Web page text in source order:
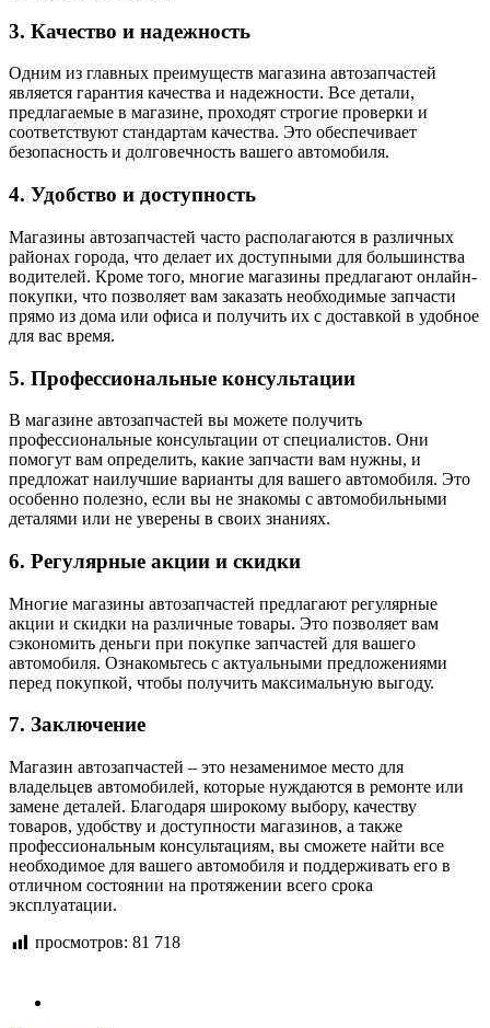
3. Качество и надежность
Одним из главных преимуществ магазина автозапчастей
является гарантия качества и надежности. Все детали,
предлагаемые в магазине, проходят строгие проверки и
соответствуют стандартам качества. Это обеспечивает
безопасность и долговечность вашего автомобиля.
4. Удобство и доступность
Магазины автозапчастей часто располагаются в различных
районах города, что делает их доступными для большинства
водителей. Кроме того, многие магазины предлагают онлайн-
покупки, что позволяет вам заказать необходимые запчасти
прямо из дома или офиса и получить их с доставкой в удобное
для вас время.
5. Профессиональные консультации
В магазине автозапчастей вы можете получить
профессиональные консультации от специалистов. Они
помогут вам определить, какие запчасти вам нужны, и
предложат наилучшие варианты для вашего автомобиля. Это
особенно полезно, если вы не знакомы с автомобильными
деталями или не уверены в своих знаниях.
6. Регулярные акции и скидки
Многие магазины автозапчастей предлагают регулярные
акции и скидки на различные товары. Это позволяет вам
сэкономить деньги при покупке запчастей для вашего
автомобиля. Ознакомьтесь с актуальными предложениями
перед покупкой, чтобы получить максимальную выгоду.
7. Заключение
Магазин автозапчастей – это незаменимое место для
владельцев автомобилей, которые нуждаются в ремонте или
замене деталей. Благодаря широкому выбору, качеству
товаров, удобству и доступности магазинов, а также
профессиональным консультациям, вы сможете найти все
необходимое для вашего автомобиля и поддерживать его в
отличном состоянии на протяжении всего срока
эксплуатации.
просмотров: 81 718